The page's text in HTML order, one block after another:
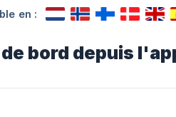
en :
bord depuis